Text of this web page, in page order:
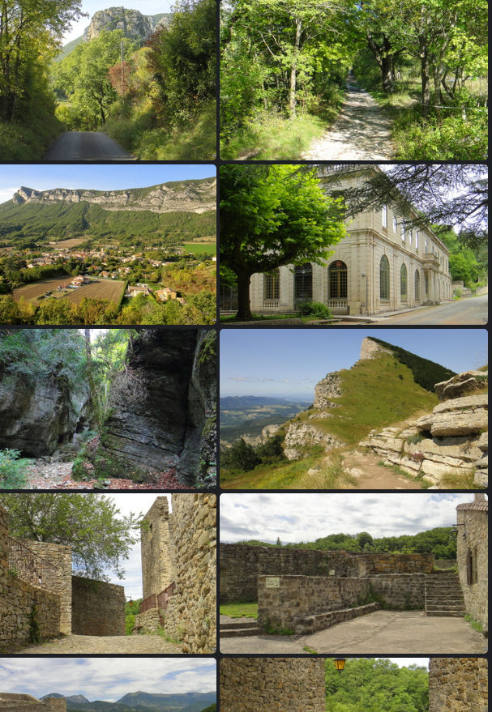
07 - Saou 08 - Saou
11 - Saou 12 - Saou
15 - Saou 16 - L'auberge des Dauphins dans la forêt de Saou
19 - La forêt de Saou 20 - Roche Rousse